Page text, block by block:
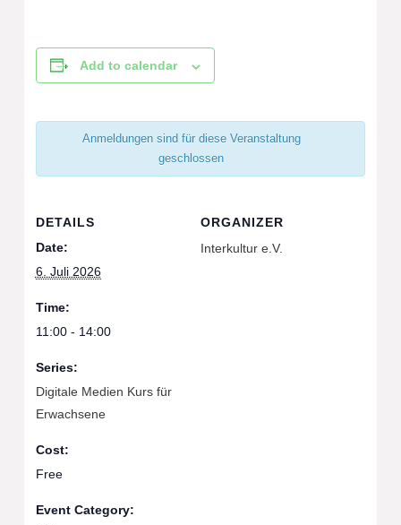
Add to calendar
DETAILS
Date:
6. Juli 2026
Time:
11:00 - 14:00
Series:
Digitale Medien Kurs für
Erwachsene
Cost:
Free
Event Category:
ORGANIZER
Interkultur e.V.
Anmeldungen sind für diese Veranstaltung
geschlossen